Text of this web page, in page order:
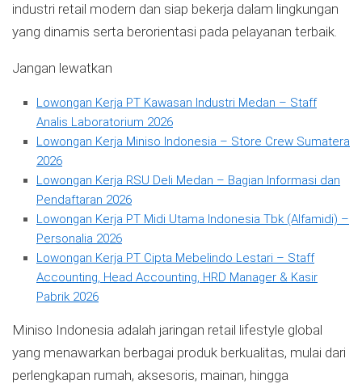
industri retail modern dan siap bekerja dalam lingkungan
yang dinamis serta berorientasi pada pelayanan terbaik.
Jangan lewatkan
Lowongan Kerja PT Kawasan Industri Medan – Staff
Analis Laboratorium 2026
Lowongan Kerja Miniso Indonesia – Store Crew Sumatera
2026
Lowongan Kerja RSU Deli Medan – Bagian Informasi dan
Pendaftaran 2026
Lowongan Kerja PT Midi Utama Indonesia Tbk (Alfamidi) –
Personalia 2026
Lowongan Kerja PT Cipta Mebelindo Lestari – Staff
Accounting, Head Accounting, HRD Manager & Kasir
Pabrik 2026
Miniso Indonesia adalah jaringan retail lifestyle global
yang menawarkan berbagai produk berkualitas, mulai dari
perlengkapan rumah, aksesoris, mainan, hingga